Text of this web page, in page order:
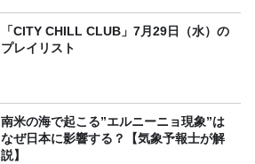
「CITY CHILL CLUB」7月29日（水）の
プレイリスト
南米の海で起こる”エルニーニョ現象”は
なぜ日本に影響する？【気象予報士が解
説】